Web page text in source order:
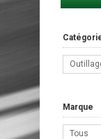
Marque
Tous